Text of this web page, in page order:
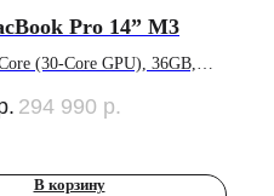
Pro 14” M3
(30-Core GPU), 36GB,
294 990 р.
В корзину